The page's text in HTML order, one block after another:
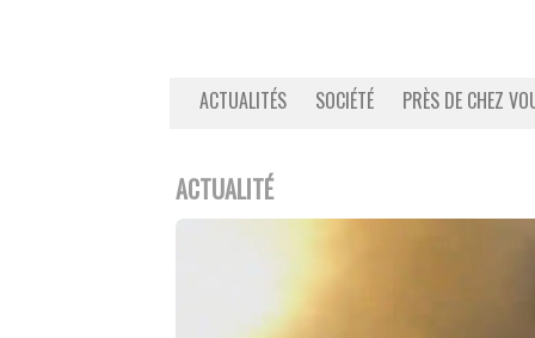
ACTUALITÉS SOCIÉTÉ PRÈS DE CHEZ
ACTUALITÉ